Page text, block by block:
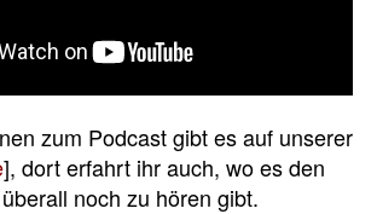
zum Podcast gibt es auf unserer
], dort erfahrt ihr auch, wo es den
noch zu hören gibt.